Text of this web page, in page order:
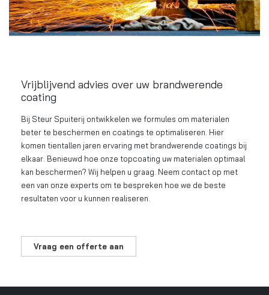
Vrijblijvend advies over uw brandwerende
coating
Bij Steur Spuiterij ontwikkelen we formules om materialen
beter te beschermen en coatings te optimaliseren. Hier
komen tientallen jaren ervaring met brandwerende coatings bij
elkaar. Benieuwd hoe onze topcoating uw materialen optimaal
kan beschermen? Wij helpen u graag. Neem contact op met
een van onze experts om te bespreken hoe we de beste
resultaten voor u kunnen realiseren.
Vraag een offerte aan